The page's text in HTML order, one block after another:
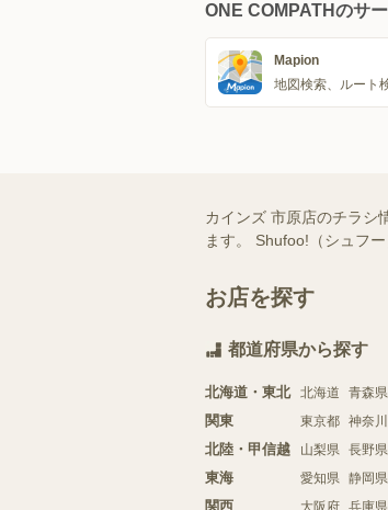
ONE COMPATHのサ
Mapion
地図検索、ルート
カインズ 市原店のチラシ
ます。 Shufoo!（シュフ
お店を探す
都道府県から探す
北海道・東北 北海道 青森県
関東 東京都 神奈
北陸・甲信越 山梨県 長野県
東海 愛知県 静岡県
関西 大阪府 兵庫県